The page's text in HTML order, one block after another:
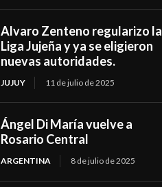
Alvaro Zenteno regularizo la
Liga Jujeña y ya se eligieron
nuevas autoridades.
JUJUY 11 de julio de 2025
Ángel Di María vuelve a
Rosario Central
ARGENTINA 8 de julio de 2025